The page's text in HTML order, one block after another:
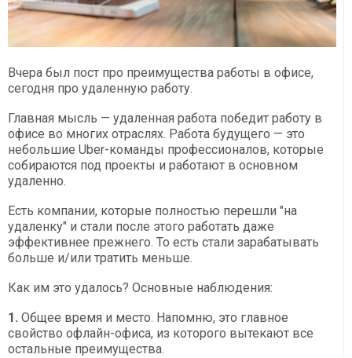
Вчера был пост про преимущества работы в офисе,
сегодня про удаленную работу.
Главная мысль — удаленная работа победит работу в
офисе во многих отраслях. Работа будущего — это
небольшие Uber-команды профессионалов, которые
собираются под проекты и работают в основном
удаленно.
Есть компании, которые полностью перешли "на
удаленку" и стали после этого работать даже
эффективнее прежнего. То есть стали зарабатывать
больше и/или тратить меньше.
Как им это удалось? Основные наблюдения:
1. Общее время и место. Напомню, это главное
свойство офлайн-офиса, из которого вытекают все
остальные преимущества.